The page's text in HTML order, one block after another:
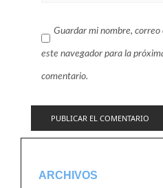
Guardar mi nombre,
este navegador para la
comentario.
ARCHIVOS